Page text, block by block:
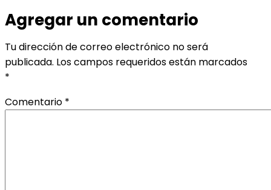
Agregar un comentario
Tu dirección de correo electrónico no será
publicada. Los campos requeridos están marcados
*
Comentario *